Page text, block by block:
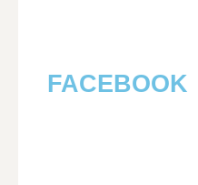
FACEBOOK